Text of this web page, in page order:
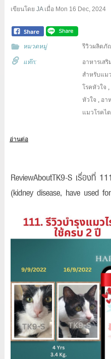
เขียนโดย JAเมื่อ Mon 16 Dec, 2024
หมวดหมู่ รีวิวผลิตภั
แท๊ก: อาหารเส
สำหรับแม
โรคหัวใจ ,
หัวใจ , อา
แมวโรคไต
อ่านต่อ
ReviewAboutTK9-S เรื่องที่
(kidney disease, have used